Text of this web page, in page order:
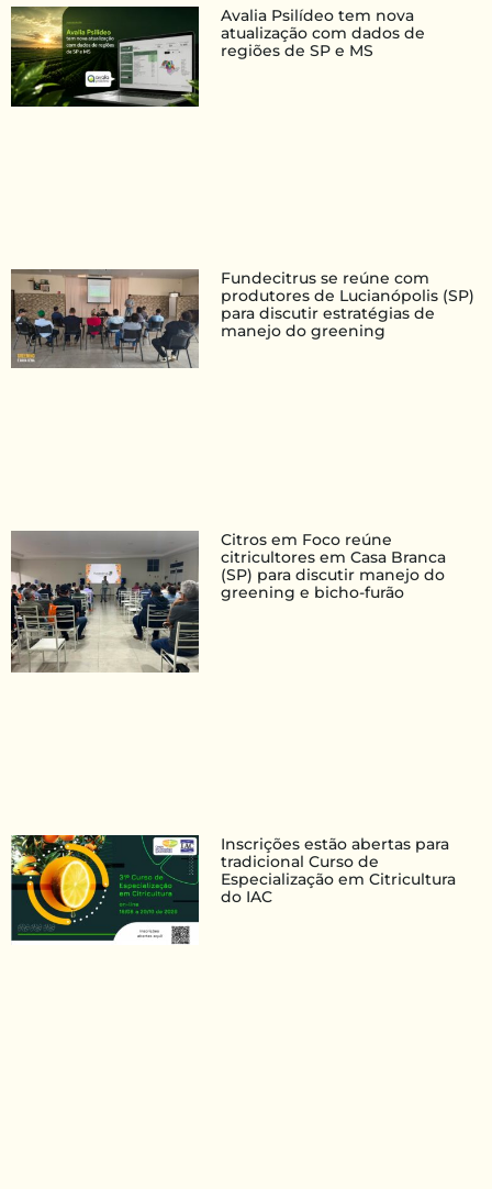
Avalia Psilídeo tem nova
atualização com dados de
regiões de SP e MS
Fundecitrus se reúne com
produtores de Lucianópolis (SP)
para discutir estratégias de
manejo do greening
Citros em Foco reúne
citricultores em Casa Branca
(SP) para discutir manejo do
greening e bicho-furão
Inscrições estão abertas para
tradicional Curso de
Especialização em Citricultura
do IAC